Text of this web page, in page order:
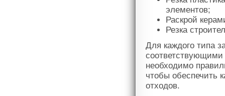
элементов;
Раскрой
Резка
Для каждого типа
соответствующими
необходимо
чтобы обеспечить
отходов.